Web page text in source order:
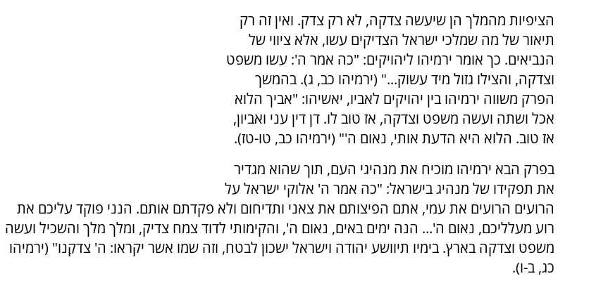
הציפיות מהמלך הן שיעשה צדקה, לא רק צדק. ואין זה רק
תיאור של מה שמלכי ישראל הצדיקים עשו, אלא ציווי של
הנביאים. כך אומר ירמיהו ליהויקים: "כה אמר ה': עשו משפט
וצדקה, והצילו גזול מיד עשוק..." (ירמיהו כב, ג). בהמשך
הפרק משווה ירמיהו בין יהויקים לאביו, יאשיהו: "אביך הלוא
אכל ושתה ועשה משפט וצדקה, אז טוב לו. דן דין עני ואביון,
אז טוב. הלוא היא הדעת אותי, נאום ה'" (ירמיהו כב, טו-טז).
בפרק הבא ירמיהו מוכיח את מנהיגי העם, תוך שהוא מגדיר
את תפקידו של מנהיג בישראל: "כה אמר ה' אלוקי ישראל על
הרועים הרועים את עמי, אתם הפיצותם את צאני ותדיחום ולא פקדתם אותם. הנני פוקד עליכם את
רוע מעלליכם, נאום ה'... הנה ימים באים, נאום ה', והקימותי לדוד צמח צדיק, ומלך מלך והשכיל ועשה
משפט וצדקה בארץ. בימיו תיוושע יהודה וישראל ישכון לבטח, וזה שמו אשר יקראו: ה' צדקֵנו" (ירמיהו
כג, ב-ו).